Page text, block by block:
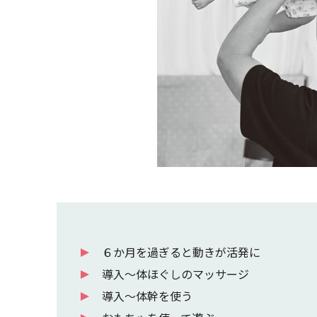
６か月を過ぎると動きが活発に
導入〜体ほぐしのマッサージ
導入〜体幹を使う